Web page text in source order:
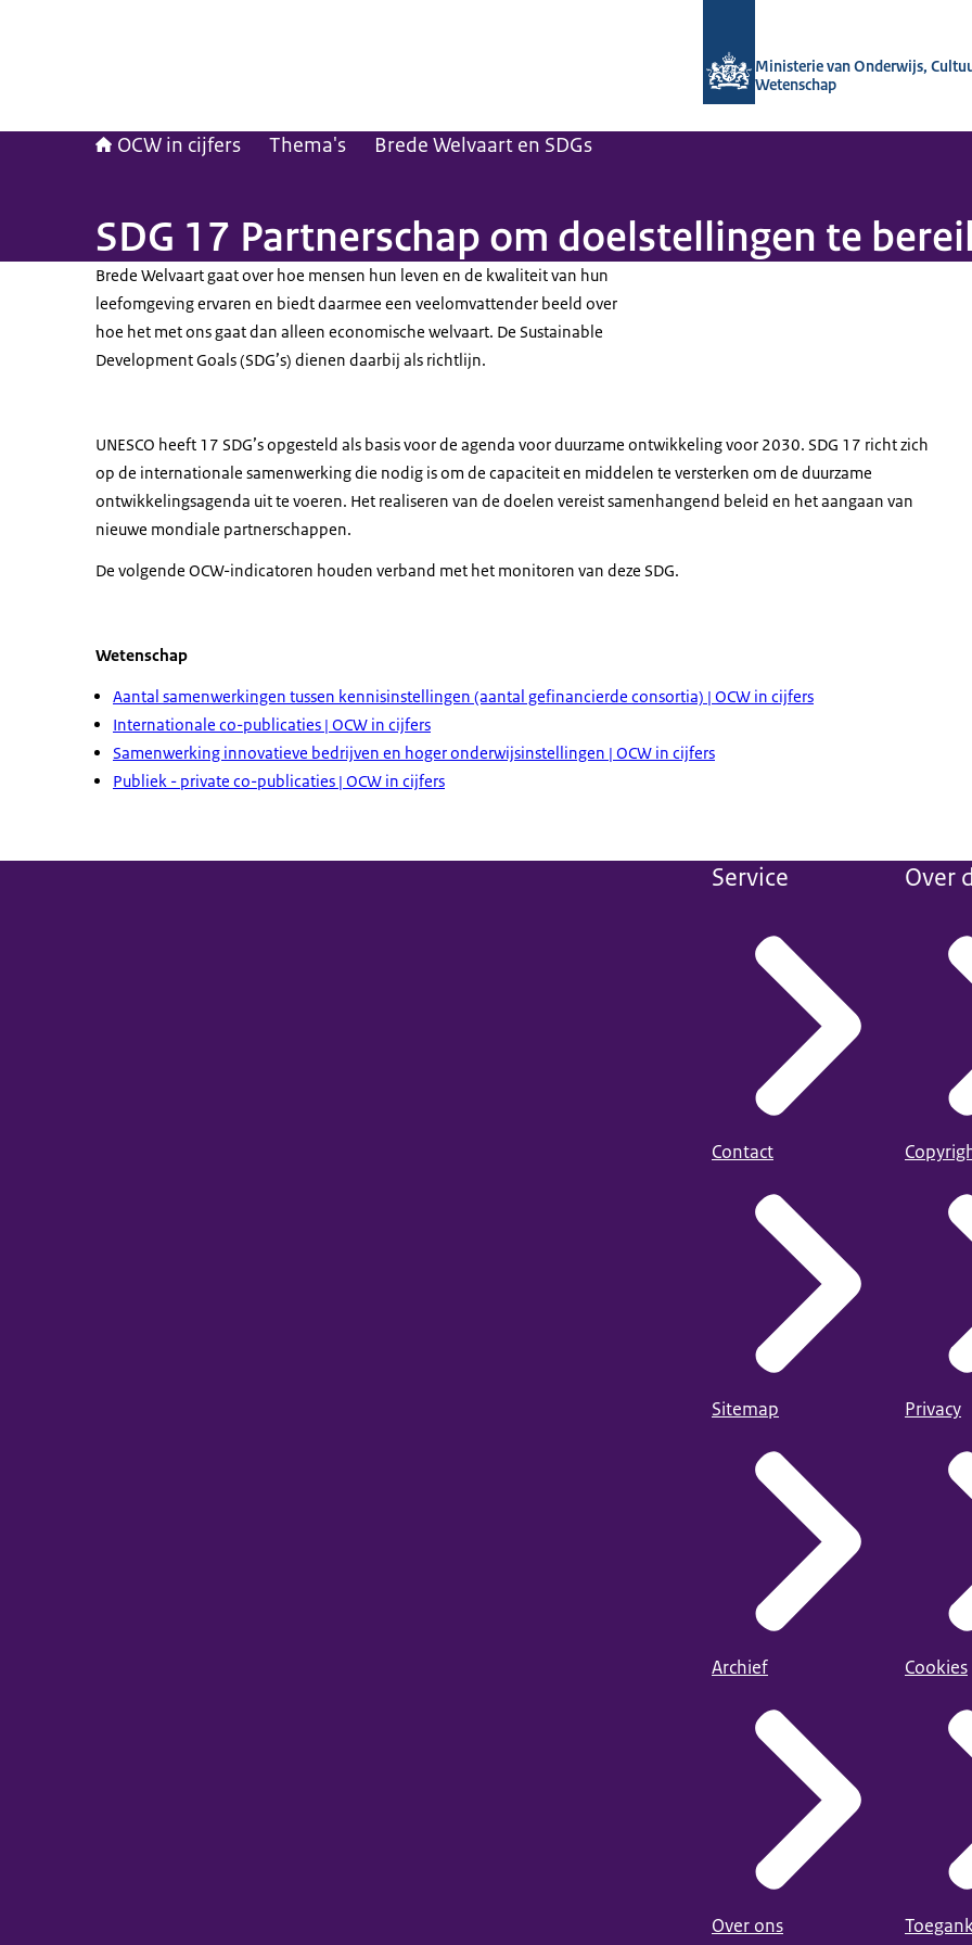
Ministerie van Onderwijs,
Wetenschap
OCW in cijfers Thema's Brede Welvaart en SDGs
SDG 17 Partnerschap om doelstellingen te
Brede Welvaart gaat over hoe mensen hun leven en de kwaliteit van hun
leefomgeving ervaren en biedt daarmee een veelomvattender beeld over
hoe het met ons gaat dan alleen economische welvaart. De Sustainable
Development Goals (SDG’s) dienen daarbij als richtlijn.
UNESCO heeft 17 SDG’s opgesteld als basis voor de agenda voor duurzame ontwikkeling voor 2030. SDG 17 richt zich
op de internationale samenwerking die nodig is om de capaciteit en middelen te versterken om de duurzame
ontwikkelingsagenda uit te voeren. Het realiseren van de doelen vereist samenhangend beleid en het aangaan van
nieuwe mondiale partnerschappen.
De volgende OCW-indicatoren houden verband met het monitoren van deze SDG.
Wetenschap
Aantal samenwerkingen tussen kennisinstellingen (aantal gefinancierde consortia) | OCW in cijfers
Internationale co-publicaties | OCW in cijfers
Samenwerking innovatieve bedrijven en hoger onderwijsinstellingen | OCW in cijfers
Publiek - private co-publicaties | OCW in cijfers
Service
Contact
Sitemap
Archief
Over ons
Over
Privacy
Cookies